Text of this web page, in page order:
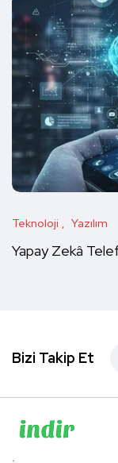
Teknoloji Yazılım
Yapay Zekâ
Bizi Takip Et